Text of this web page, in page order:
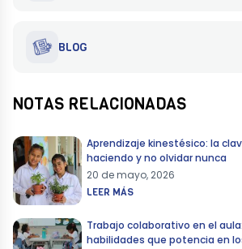
BLOG
NOTAS RELACIONADAS
Aprendizaje kinestésico: la
haciendo y no olvidar nunca
20 de mayo, 2026
LEER MÁS
Trabajo colaborativo en el
habilidades que potencia en